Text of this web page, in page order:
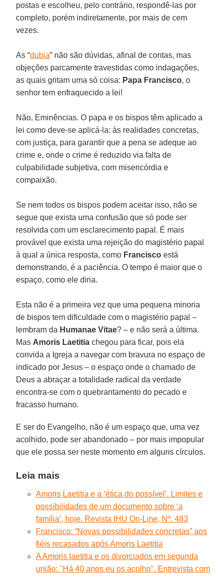
postas e escolheu, pelo contrário, respondê-las por
completo, porém indiretamente, por mais de cem
vezes.
As “dubia” não são dúvidas, afinal de contas, mas
objeções parcamente travestidas como indagações,
as quais gritam uma só coisa: Papa Francisco, o
senhor tem enfraquecido a lei!
Não, Eminências. O papa e os bispos têm aplicado a
lei como deve-se aplicá-la: às realidades concretas,
com justiça, para garantir que a pena se adeque ao
crime e, onde o crime é reduzido via falta de
culpabilidade subjetiva, com misericórdia e
compaixão.
Se nem todos os bispos podem aceitar isso, não se
segue que exista uma confusão que só pode ser
resolvida com um esclarecimento papal. É mais
provável que exista uma rejeição do magistério papal
à qual a única resposta, como Francisco está
demonstrando, é a paciência. O tempo é maior que o
espaço, como ele diria.
Esta não é a primeira vez que uma pequena minoria
de bispos tem dificuldade com o magistério papal –
lembram da Humanae Vitae? – e não será a última.
Mas Amoris Laetitia chegou para ficar, pois ela
convida a Igreja a navegar com bravura no espaço de
indicado por Jesus – o espaço onde o chamado de
Deus a abraçar a totalidade radical da verdade
encontra-se com o quebrantamento do pecado e
fracasso humano.
E ser do Evangelho, não é um espaço que, uma vez
acolhido, pode ser abandonado – por mais impopular
que ele possa ser neste momento em alguns círculos.
Leia mais
Amoris Laetitia e a ‘ética do possível’. Limites e
possibilidades de um documento sobre ‘a
família’, hoje. Revista IHU On-Line, Nº. 483
Francisco: “Novas possibilidades concretas” aos
fiéis recasados após Amoris Laetitia
A Amoris laetitia e os divorciados em segunda
união: "Há 40 anos eu os acolho". Entrevista com